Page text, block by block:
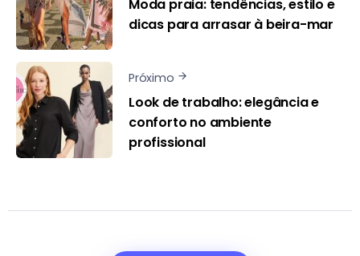
Moda praia: tendências, estilo e
dicas para arrasar à beira-mar
Próximo
Look de trabalho: elegância e
conforto no ambiente
profissional